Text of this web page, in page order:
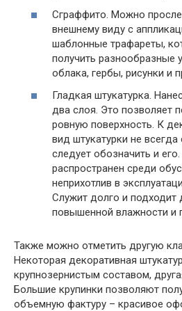
Сграффито. Можно
внешнему виду с
шаблонные трафареты,
получить разнообразные
облака, гербы, рисунки и
Гладкая штукатурка.
два слоя. Это позволяет
ровную поверхность. К
вид штукатурки не
следует обозначить и
распространен среди
неприхотлив в
Служит долго и подходит
повышенной влажности и
Также можно отметить другую
Некоторая декоративная
крупнозернистым составом,
Большие крупинки позволяют
объемную фактуру – красивое